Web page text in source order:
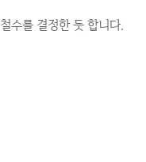
수를 결정한 듯 합니다.